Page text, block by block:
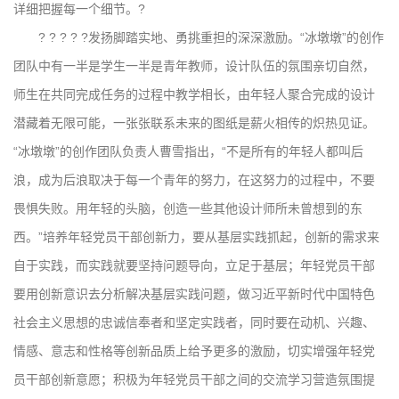
详细把握每一个细节。?
? ? ? ? ?发扬脚踏实地、勇挑重担的深深激励。“冰墩墩”的创作
团队中有一半是学生一半是青年教师，设计队伍的氛围亲切自然，
师生在共同完成任务的过程中教学相长，由年轻人聚合完成的设计
潜藏着无限可能，一张张联系未来的图纸是薪火相传的炽热见证。
“冰墩墩”的创作团队负责人曹雪指出，“不是所有的年轻人都叫后
浪，成为后浪取决于每一个青年的努力，在这努力的过程中，不要
畏惧失败。用年轻的头脑，创造一些其他设计师所未曾想到的东
西。”培养年轻党员干部创新力，要从基层实践抓起，创新的需求来
自于实践，而实践就要坚持问题导向，立足于基层；年轻党员干部
要用创新意识去分析解决基层实践问题，做习近平新时代中国特色
社会主义思想的忠诚信奉者和坚定实践者，同时要在动机、兴趣、
情感、意志和性格等创新品质上给予更多的激励，切实增强年轻党
员干部创新意愿；积极为年轻党员干部之间的交流学习营造氛围提